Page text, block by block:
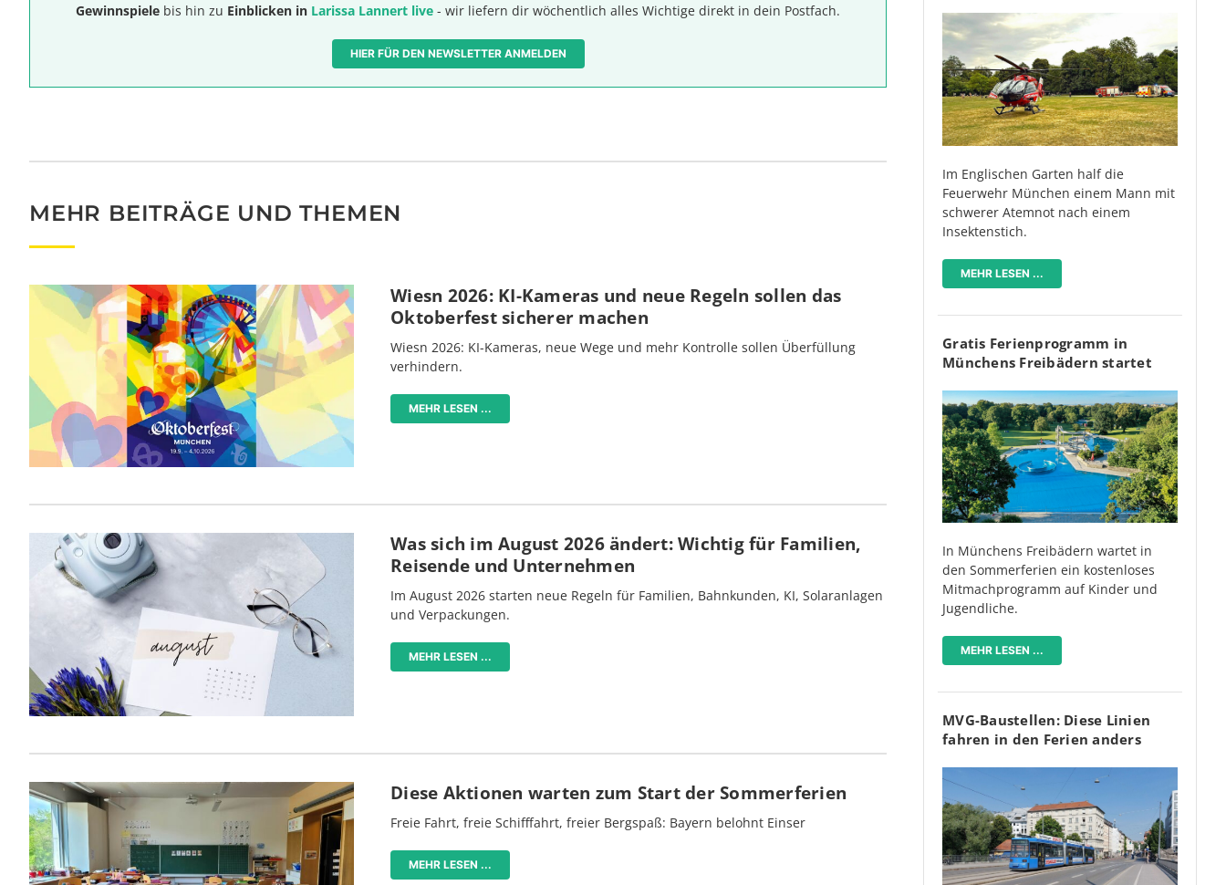
Gewinnspiele bis hin zu Einblicken in Larissa Lannert live - wir liefern dir wöchentlich alles Wichtige direkt in dein Postfach.
HIER FÜR DEN NEWSLETTER ANMELDEN
MEHR BEITRÄGE UND THEMEN
Wiesn 2026: KI-Kameras und neue Regeln sollen das
Oktoberfest sicherer machen
Wiesn 2026: KI-Kameras, neue Wege und mehr Kontrolle sollen Überfüllung
verhindern.
MEHR LESEN ...
Was sich im August 2026 ändert: Wichtig für Familien,
Reisende und Unternehmen
Im August 2026 starten neue Regeln für Familien, Bahnkunden, KI, Solaranlagen
und Verpackungen.
MEHR LESEN ...
Diese Aktionen warten zum Start der Sommerferien
Freie Fahrt, freie Schifffahrt, freier Bergspaß: Bayern belohnt Einser
MEHR LESEN ...
Im Englischen Garten half die
Feuerwehr München einem Mann mit
schwerer Atemnot nach einem
Insektenstich.
MEHR LESEN ...
Gratis Ferienprogramm in
Münchens Freibädern startet
In Münchens Freibädern wartet in
den Sommerferien ein kostenloses
Mitmachprogramm auf Kinder und
Jugendliche.
MEHR LESEN ...
MVG-Baustellen: Diese Linien
fahren in den Ferien anders